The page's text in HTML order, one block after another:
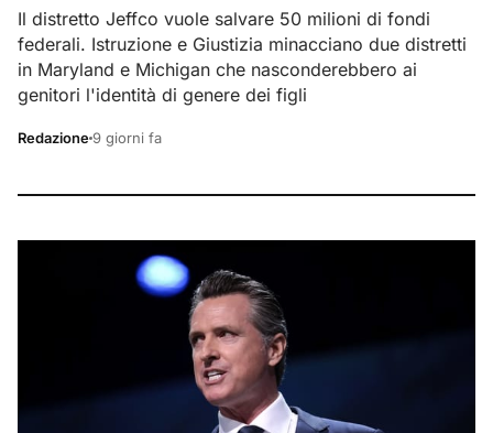
Il distretto Jeffco vuole salvare 50 milioni di fondi
federali. Istruzione e Giustizia minacciano due distretti
in Maryland e Michigan che nasconderebbero ai
genitori l'identità di genere dei figli
Redazione9 giorni fa